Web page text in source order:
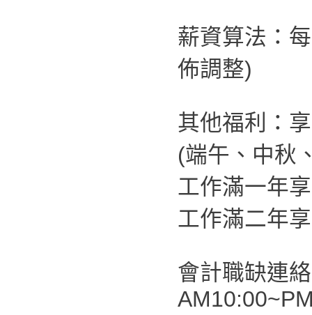
薪資算法：
佈調整)
其他福利：
(端午、中秋
工作滿一年
工作滿二年
會計職缺連